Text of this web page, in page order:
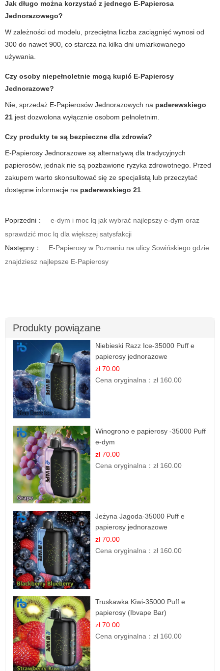
Jak długo można korzystać z jednego E-Papierosa
Jednorazowego?
W zależności od modelu, przeciętna liczba zaciągnięć wynosi od
300 do nawet 900, co starcza na kilka dni umiarkowanego
używania.
Czy osoby niepełnoletnie mogą kupić E-Papierosy
Jednorazowe?
Nie, sprzedaż E-Papierosów Jednorazowych na paderewskiego
21 jest dozwolona wyłącznie osobom pełnoletnim.
Czy produkty te są bezpieczne dla zdrowia?
E-Papierosy Jednorazowe są alternatywą dla tradycyjnych
papierosów, jednak nie są pozbawione ryzyka zdrowotnego. Przed
zakupem warto skonsultować się ze specjalistą lub przeczytać
dostępne informacje na paderewskiego 21.
Poprzedni：
e-dym i moc lq jak wybrać najlepszy e-dym oraz
sprawdzić moc lq dla większej satysfakcji
Następny：
E-Papierosy w Poznaniu na ulicy Sowińskiego gdzie
znajdziesz najlepsze E-Papierosy
Produkty powiązane
Niebieski Razz Ice-35000 Puff e
papierosy jednorazowe
zł 70.00
Cena oryginalna：zł 160.00
Winogrono e papierosy -35000 Puff
e-dym
zł 70.00
Cena oryginalna：zł 160.00
Jeżyna Jagoda-35000 Puff e
papierosy jednorazowe
zł 70.00
Cena oryginalna：zł 160.00
Truskawka Kiwi-35000 Puff e
papierosy (Ibvape Bar)
zł 70.00
Cena oryginalna：zł 160.00